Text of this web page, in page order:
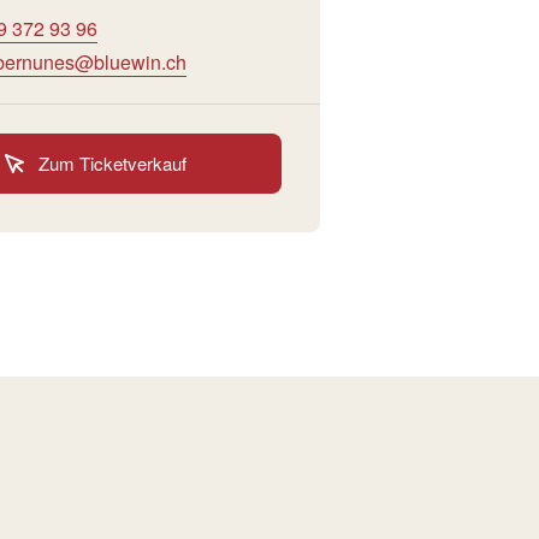
372 93 96
Zum Ticketverkauf